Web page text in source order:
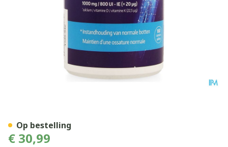
€ 30,99
Op bestelling